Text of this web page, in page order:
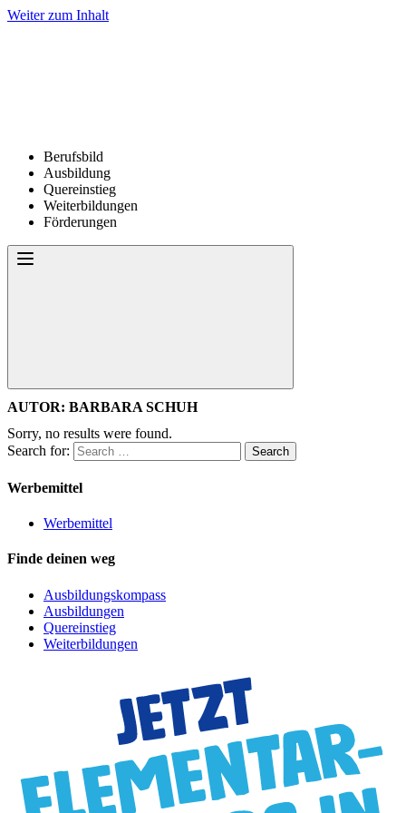
Weiter zum Inhalt
Berufsbild
Ausbildung
Quereinstieg
Weiterbildungen
Förderungen
AUTOR: BARBARA SCHUH
Sorry, no results were found.
Search for:
Search
Werbemittel
Werbemittel
Finde deinen weg
Ausbildungskompass
Ausbildungen
Quereinstieg
Weiterbildungen